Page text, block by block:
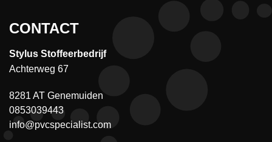
CONTACT
Stylus Stoffeerbedrijf
Achterweg 67
8281 AT Genemuiden
0853039443
info@pvcspecialist.com